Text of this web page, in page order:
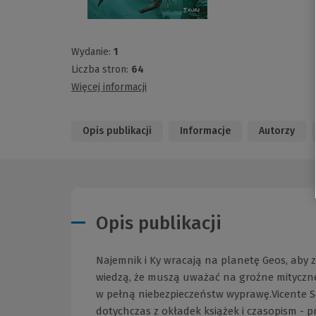
Wydanie: 1
Liczba stron: 64
Więcej informacji
Opis publikacji Informacje Autorzy
Opis publikacji
Najemnik i Ky wracają na planetę Geos,
wiedzą, że muszą uważać na groźne
w pełną niebezpieczeństw
dotychczas z okładek książek i czasopism -